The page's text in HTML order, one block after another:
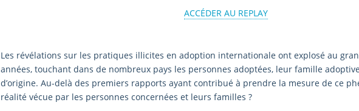
ACCÉDER AU REPLAY
Les révélations sur les pratiques illicites en adoption internationale ont explosé au
années, touchant dans de nombreux pays les personnes adoptées, leur famille
d’origine. Au-delà des premiers rapports ayant contribué à prendre la mesure de ce
réalité vécue par les personnes concernées et leurs familles ?